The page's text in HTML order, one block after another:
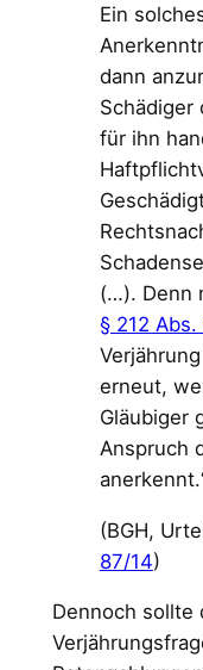
Ein
dann
Schädiger
für ihn
(…). Denn
§ 212 Abs.
erneut,
Gläubiger
Anspruch
(BGH,
87/14)
Dennoch sollte